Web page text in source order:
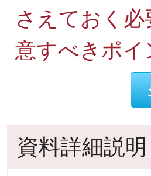
さえておく
意すべきポ
資料詳細説明